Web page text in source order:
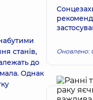
станів,
до
Однак
Оновлено: